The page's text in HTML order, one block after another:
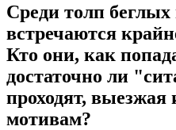
Среди толп
встречаются
Кто они, как
достаточно ли
проходят,
мотивам?